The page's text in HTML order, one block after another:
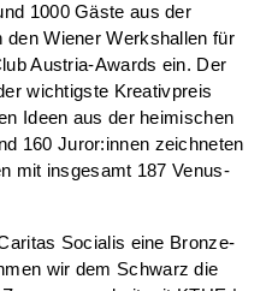
1000 Gäste aus der
den Wiener Werkshallen für
Austria-Awards ein. Der
wichtigste Kreativpreis
Ideen aus der heimischen
160 Juror:innen zeichneten
mit insgesamt 187 Venus-
Socialis eine Bronze-
wir dem Schwarz die